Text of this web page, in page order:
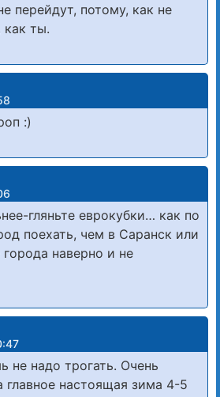
перейдут, потому, как не
ты.
:)
гляньте еврокубки… как по
поехать, чем в Саранск или
наверно и не
не надо трогать. Очень
настоящая зима 4-5